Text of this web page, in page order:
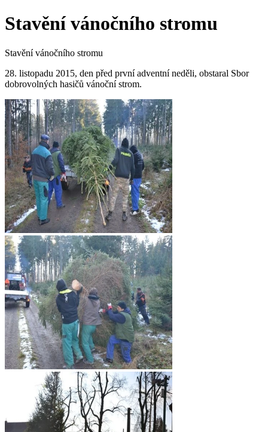
Stavění vánočního stromu
Stavění vánočního stromu
28. listopadu 2015, den před první adventní neděli, obstaral Sbor
dobrovolných hasičů vánoční strom.